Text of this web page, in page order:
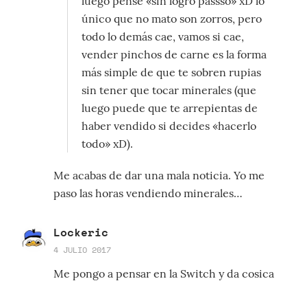
único que no mato son zorros, pero
todo lo demás cae, vamos si cae,
vender pinchos de carne es la forma
más simple de que te sobren rupias
sin tener que tocar minerales (que
luego puede que te arrepientas de
haber vendido si decides «hacerlo
todo» xD).
Me acabas de dar una mala noticia. Yo me
paso las horas vendiendo minerales…
Lockeric
4 JULIO 2017
Me pongo a pensar en la Switch y da cosica